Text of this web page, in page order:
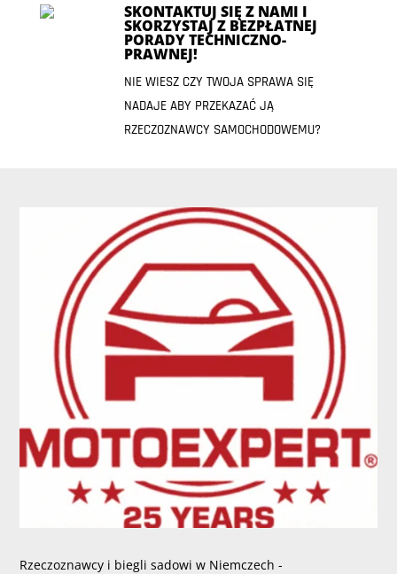
SKONTAKTUJ SIĘ Z NAMI I
SKORZYSTAJ Z BEZPŁATNEJ
PORADY TECHNICZNO-
PRAWNEJ!
NIE WIESZ CZY TWOJA SPRAWA SIĘ
NADAJE ABY PRZEKAZAĆ JĄ
RZECZOZNAWCY SAMOCHODOWEMU?
Rzeczoznawcy i biegli sadowi w Niemczech -